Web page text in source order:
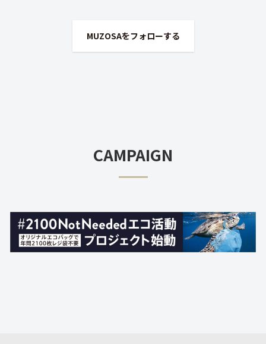
MUZOSAをフォローする
CAMPAIGN